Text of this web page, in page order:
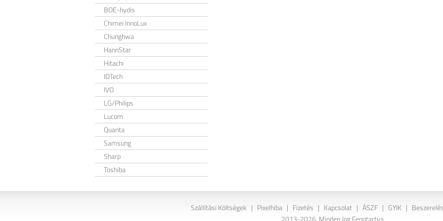
BOE-hydis
Chimei InnoLux
Chunghwa
HannStar
Hitachi
IDTech
IVO
LG/Philips
Lucom
Quanta
Samsung
Sharp
Toshiba
Szállítási Költségek | Pixelhiba | Fizetés | Kapcsolat | ÁSZF | GYIK |
2013-2026. Minden Jog Fenntartva